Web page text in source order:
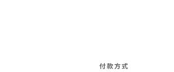
付款方式